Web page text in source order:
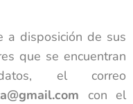
a disposición de sus
que se encuentran
el correo
con el